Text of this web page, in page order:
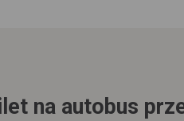
na autobus